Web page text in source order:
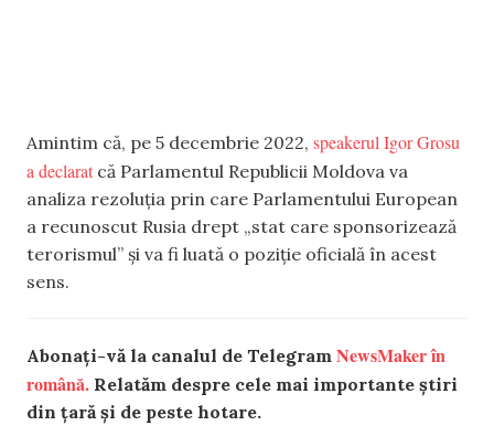
Amintim că, pe 5 decembrie 2022, speakerul Igor Grosu
a declarat că Parlamentul Republicii Moldova va
analiza rezoluția prin care Parlamentului European
a recunoscut Rusia drept „stat care sponsorizează
terorismul” și va fi luată o poziție oficială în acest
sens.
Abonați-vă la canalul de Telegram NewsMaker în
română. Relatăm despre cele mai importante știri
din țară și de peste hotare.